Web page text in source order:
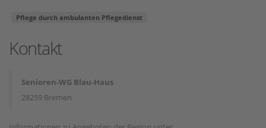
Pflege durch ambulanten Pflegedienst
Kontakt
Senioren-WG Blau-Haus
28259 Bremen